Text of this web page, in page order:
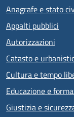
Anagrafe e stato
Appalti pubblici
Autorizzazioni
Catasto e
Cultura e tempo
Educazione e
Giustizia e